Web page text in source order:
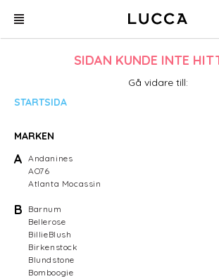
SIDAN KUNDE INTE
Gå vidare till:
STARTSIDA
MARKEN
A Andanines
AO76
Atlanta Mocassin
B
Barnum
Bellerose
BillieBlush
Birkenstock
Blundstone
Bomboogie